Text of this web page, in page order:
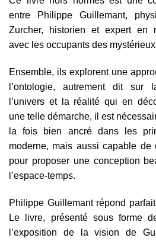
entre Philippe Guillemant,
Zurcher, historien et expert en
avec les occupants des
Ensemble, ils explorent une
l’ontologie, autrement dit sur
l’univers et la réalité qui en
une telle démarche, il est
la fois bien ancré dans les
moderne, mais aussi capable de
pour proposer une conception
l’espace-temps.
Philippe Guillemant répond
Le livre, présenté sous forme
l’exposition de la vision de